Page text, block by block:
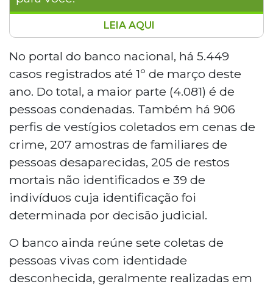
Mato Grosso do Sul registra 5.449 perfis
no Banco Nacional de Perfis Genéticos,
ocupando a 16ª posição entre 21 estados.
A maioria dos cadastros é de condenados
(4.081). Até novembro de 2025, foram
identificadas 59 coincidências genéticas
no estado. Uma operação integrada entre
quatro estados do Sul realiza coletas em
unidades penais esta semana para
ampliar o banco, que cruza dados
automaticamente para auxiliar
investigações.
LEIA AQUI
No portal do banco nacional, há 5.449
casos registrados até 1º de março deste
ano. Do total, a maior parte (4.081) é de
pessoas condenadas. Também há 906
perfis de vestígios coletados em cenas de
crime, 207 amostras de familiares de
pessoas desaparecidas, 205 de restos
mortais não identificados e 39 de
indivíduos cuja identificação foi
determinada por decisão judicial.
O banco ainda reúne sete coletas de
pessoas vivas com identidade
desconhecida, geralmente realizadas em